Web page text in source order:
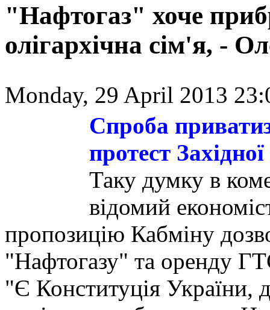
"Нафтогаз" хоче
олігархічна сім'я, -
Monday, 29 April 2013
Спроба
протест
Таку думку в
відомий
пропозицію Кабміну
"Нафтогазу" та оренду
"Є Конституція України,